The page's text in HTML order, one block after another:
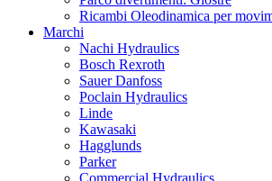
Ricambi Oleodinamica per
Marchi
Nachi Hydraulics
Bosch Rexroth
Sauer Danfoss
Poclain Hydraulics
Linde
Kawasaki
Hagglunds
Parker
Commercial Hydraulics